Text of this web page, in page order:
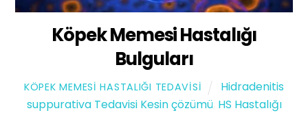
Köpek Memesi Hastalığı
Bulguları
KÖPEK MEMESI HASTALIĞI TEDAVISI
Hidradenitis
suppurativa Tedavisi Kesin çözümü, HS Hastalığı